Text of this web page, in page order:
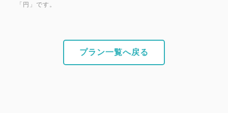
2026年4月1日より、北海道条例・札幌市条例に基づ
宿泊料金が2万円未満：300円
宿泊料金が2万円以上5万円未満：400円
「円」です。
プラン一覧へ戻る